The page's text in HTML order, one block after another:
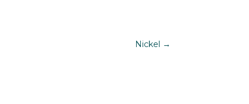
Nickel →